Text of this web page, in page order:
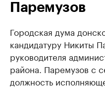
Паремузов
Городская дума
кандидатуру Никиты
руководителя
района. Паремузов с
должность